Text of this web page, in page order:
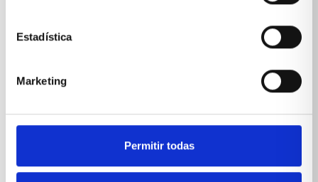
Estadística
Marketing
Permitir todas